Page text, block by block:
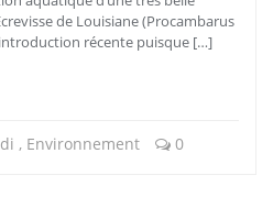
de Louisiane (Procambarus
récente puisque […]
, Environnement 0